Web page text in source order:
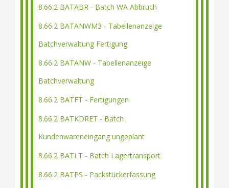
8.66.2 BATABR - Batch WA Abbruch
8.66.2 BATANWM3 - Tabellenanzeige
Batchverwaltung Fertigung
8.66.2 BATANW - Tabellenanzeige
Batchverwaltung
8.66.2 BATFT - Fertigungen
8.66.2 BATKDRET - Batch
Kundenwareneingang ungeplant
8.66.2 BATLT - Batch Lagertransport
8.66.2 BATPS - Packstückerfassung